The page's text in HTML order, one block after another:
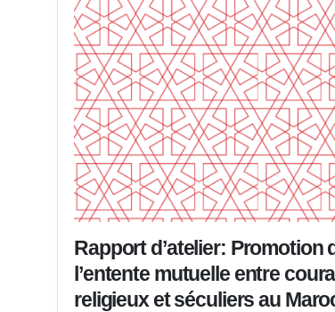
Rapport d’atelier: Promotion
l’entente mutuelle entre
religieux et séculiers au